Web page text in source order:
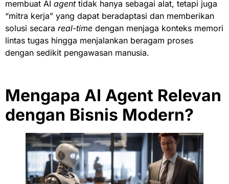
membuat AI agent tidak hanya sebagai alat, tetapi juga
“mitra kerja” yang dapat beradaptasi dan memberikan
solusi secara real-time dengan menjaga konteks memori
lintas tugas hingga menjalankan beragam proses
dengan sedikit pengawasan manusia.
Mengapa AI Agent Relevan
dengan Bisnis Modern?